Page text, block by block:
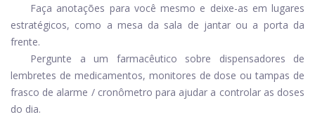
Faça anotações para você mesmo e deixe-as em lugares
estratégicos, como a mesa da sala de jantar ou a porta da
frente.
Pergunte a um farmacêutico sobre dispensadores de
lembretes de medicamentos, monitores de dose ou tampas de
frasco de alarme / cronômetro para ajudar a controlar as doses
do dia.